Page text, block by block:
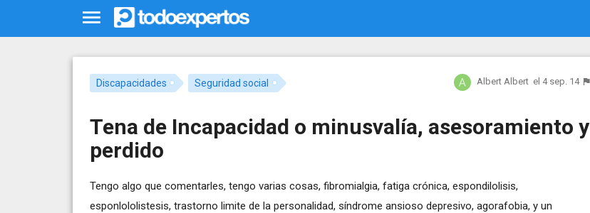
Discapacidades Seguridad social Albert Albert el 4 sep. 14
Tena de Incapacidad o minusvalía, asesoramiento y
perdido
Tengo algo que comentarles, tengo varias cosas, fibromialgia, fatiga crónica, espondilolisis,
esponlololistesis, trastorno limite de la personalidad, síndrome ansioso depresivo, agorafobia, y un